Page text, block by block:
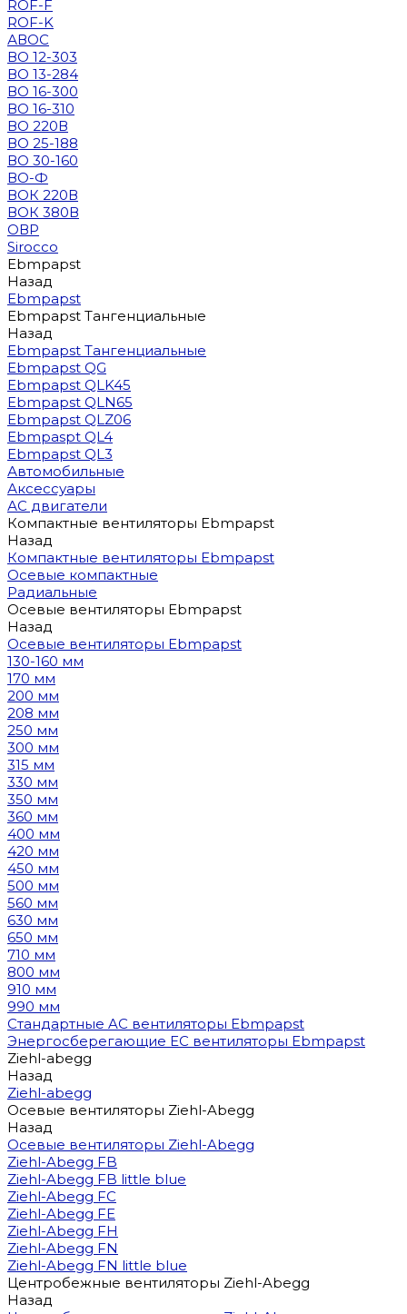
ROF-F
ROF-K
АВОС
ВО 12-303
ВО 13-284
ВО 16-300
ВО 16-310
ВО 220В
ВО 25-188
ВО 30-160
ВО-Ф
ВОК 220В
ВОК 380В
ОВР
Sirocco
Ebmpapst
Назад
Ebmpapst
Ebmpapst Тангенциальные
Назад
Ebmpapst Тангенциальные
Ebmpapst QG
Ebmpapst QLK45
Ebmpapst QLN65
Ebmpapst QLZ06
Ebmpaspt QL4
Ebmpapst QL3
Автомобильные
Аксессуары
АС двигатели
Компактные вентиляторы Ebmpapst
Назад
Компактные вентиляторы Ebmpapst
Осевые компактные
Радиальные
Осевые вентиляторы Ebmpapst
Назад
Осевые вентиляторы Ebmpapst
130-160 мм
170 мм
200 мм
208 мм
250 мм
300 мм
315 мм
330 мм
350 мм
360 мм
400 мм
420 мм
450 мм
500 мм
560 мм
630 мм
650 мм
710 мм
800 мм
910 мм
990 мм
Стандартные AC вентиляторы Ebmpapst
Энергосберегающие EC вентиляторы Ebmpapst
Ziehl-abegg
Назад
Ziehl-abegg
Осевые вентиляторы Ziehl-Abegg
Назад
Осевые вентиляторы Ziehl-Abegg
Ziehl-Abegg FB
Ziehl-Abegg FB little blue
Ziehl-Abegg FC
Ziehl-Abegg FE
Ziehl-Abegg FH
Ziehl-Abegg FN
Ziehl-Abegg FN little blue
Центробежные вентиляторы Ziehl-Abegg
Назад